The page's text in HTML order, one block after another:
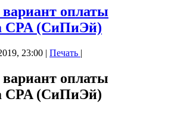
оплаты
CPA (СиПиЭй)
23:00 | Печать |
оплаты
CPA (СиПиЭй)